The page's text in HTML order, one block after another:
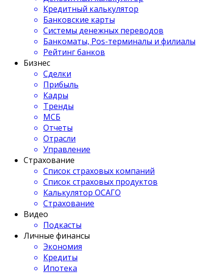
Кредитный калькулятор
Банковские карты
Системы денежных переводов
Банкоматы, Pos-терминалы и филиалы
Рейтинг банков
Бизнес
Сделки
Прибыль
Кадры
Тренды
МСБ
Отчеты
Отрасли
Управление
Страхование
Список страховых компаний
Список страховых продуктов
Калькулятор ОСАГО
Страхование
Видео
Подкасты
Личные финансы
Экономия
Кредиты
Ипотека